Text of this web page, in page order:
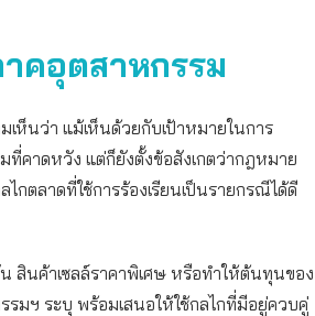
คอุตสาหกรรม
ห็นว่า แม้เห็นด้วยกับเป้าหมายในการ
ที่คาดหวัง แต่ก็ยังตั้งข้อสังเกตว่ากฎหมาย
กตลาดที่ใช้การร้องเรียนเป็นรายกรณีได้ดี
สินค้าเซลล์ราคาพิเศษ หรือทำให้ต้นทุนของ
รมฯ ระบุ พร้อมเสนอให้ใช้กลไกที่มีอยู่ควบคู่